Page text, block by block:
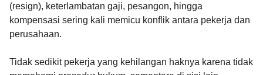
(resign), keterlambatan gaji, pesangon, hingga
kompensasi sering kali memicu konflik antara pekerja dan
perusahaan.
Tidak sedikit pekerja yang kehilangan haknya karena tidak